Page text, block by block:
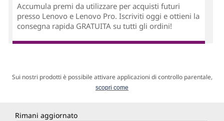
Accumula premi da utilizzare per acquisti futuri
presso Lenovo e Lenovo Pro. Iscriviti oggi e ottieni la
consegna rapida GRATUITA su tutti gli ordini!
Sui nostri prodotti è possibile attivare applicazioni di controllo parentale,
scopri come
Rimani aggiornato